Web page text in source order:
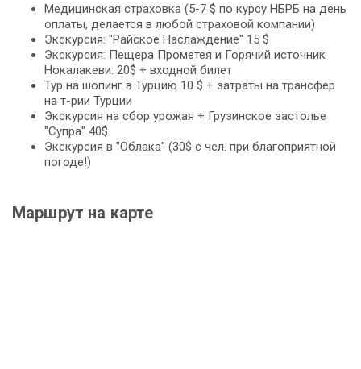
Медицинская страховка (5-7 $ по курсу НБРБ на день
оплаты, делается в любой страховой компании)
Экскурсия: "Райское Наслаждение" 15 $
Экскурсия: Пещера Прометея и Горячий источник
Нокалакеви: 20$ + входной билет
Тур на шопинг в Турцию 10 $ + затраты на трансфер
на т-рии Турции
Экскурсия на сбор урожая + Грузинское застолье
"Супра" 40$
Экскурсия в "Облака" (30$ с чел. при благоприятной
погоде!)
Маршрут на карте